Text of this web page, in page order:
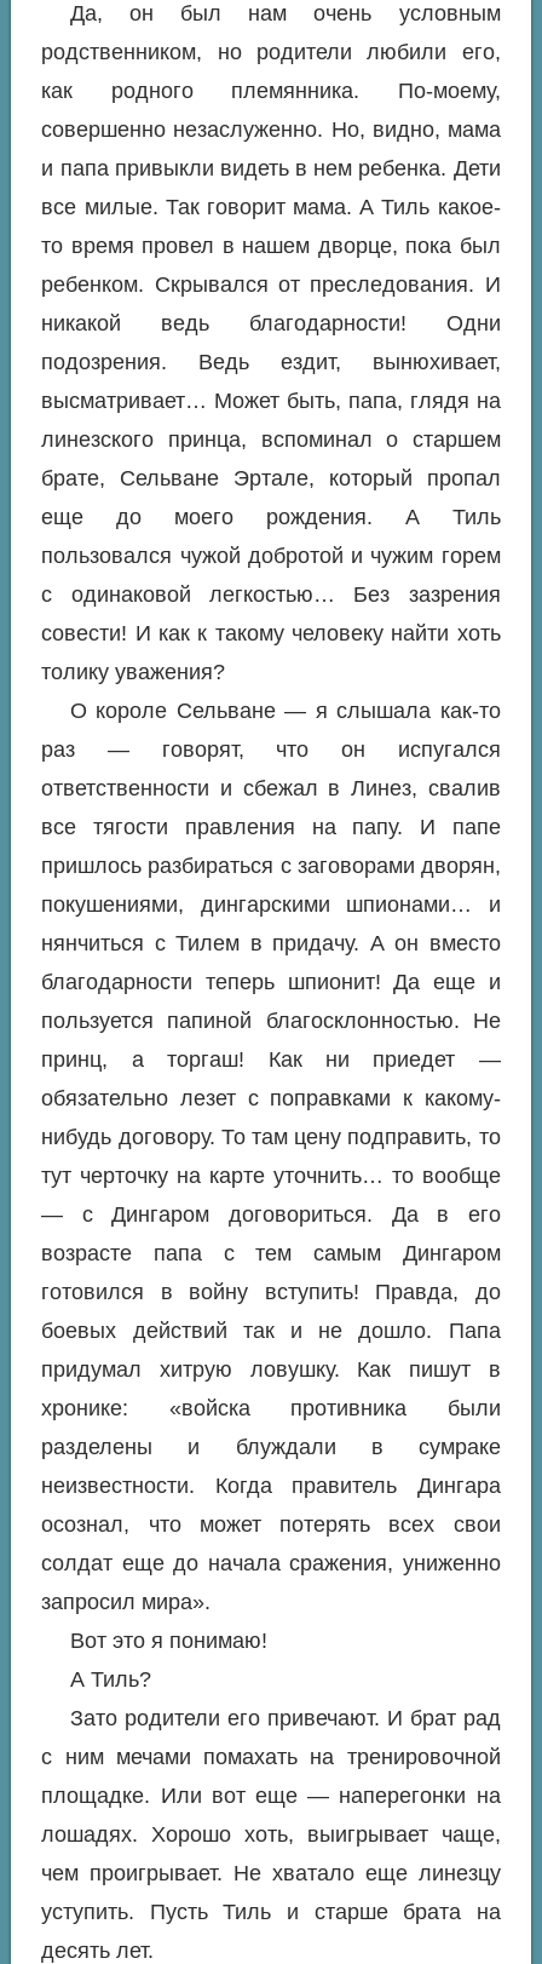
Да, он был нам очень условным
родственником, но родители любили его,
как родного племянника. По-моему,
совершенно незаслуженно. Но, видно, мама
и папа привыкли видеть в нем ребенка. Дети
все милые. Так говорит мама. А Тиль какое-
то время провел в нашем дворце, пока был
ребенком. Скрывался от преследования. И
никакой ведь благодарности! Одни
подозрения. Ведь ездит, вынюхивает,
высматривает… Может быть, папа, глядя на
линезского принца, вспоминал о старшем
брате, Сельване Эртале, который пропал
еще до моего рождения. А Тиль
пользовался чужой добротой и чужим горем
с одинаковой легкостью… Без зазрения
совести! И как к такому человеку найти хоть
толику уважения?
О короле Сельване — я слышала как-то
раз — говорят, что он испугался
ответственности и сбежал в Линез, свалив
все тягости правления на папу. И папе
пришлось разбираться с заговорами дворян,
покушениями, дингарскими шпионами… и
нянчиться с Тилем в придачу. А он вместо
благодарности теперь шпионит! Да еще и
пользуется папиной благосклонностью. Не
принц, а торгаш! Как ни приедет —
обязательно лезет с поправками к какому-
нибудь договору. То там цену подправить, то
тут черточку на карте уточнить… то вообще
— с Дингаром договориться. Да в его
возрасте папа с тем самым Дингаром
готовился в войну вступить! Правда, до
боевых действий так и не дошло. Папа
придумал хитрую ловушку. Как пишут в
хронике: «войска противника были
разделены и блуждали в сумраке
неизвестности. Когда правитель Дингара
осознал, что может потерять всех свои
солдат еще до начала сражения, униженно
запросил мира».
Вот это я понимаю!
А Тиль?
Зато родители его привечают. И брат рад
с ним мечами помахать на тренировочной
площадке. Или вот еще — наперегонки на
лошадях. Хорошо хоть, выигрывает чаще,
чем проигрывает. Не хватало еще линезцу
уступить. Пусть Тиль и старше брата на
десять лет.